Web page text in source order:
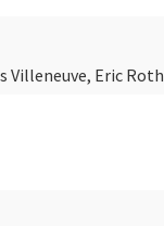
Villeneuve, Eric Roth